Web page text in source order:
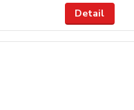
Detail